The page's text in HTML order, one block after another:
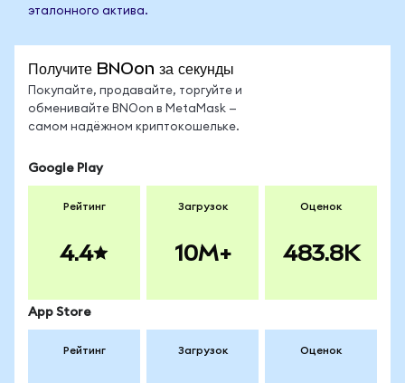
эталонного актива.
Получите BNOon за секунды
Покупайте, продавайте, торгуйте и
обменивайте BNOon в MetaMask —
самом надёжном криптокошельке.
Google Play
Рейтинг
4.4
Загрузок
10M+
Оценок
483.8K
App Store
Рейтинг Загрузок Оценок